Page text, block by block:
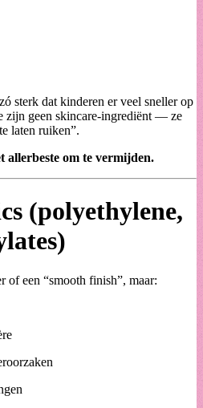
sterk dat kinderen er veel sneller op
zijn geen skincare-ingrediënt — ze
laten ruiken”.
om te vermijden.
(polyethylene,
of een “smooth finish”, maar: